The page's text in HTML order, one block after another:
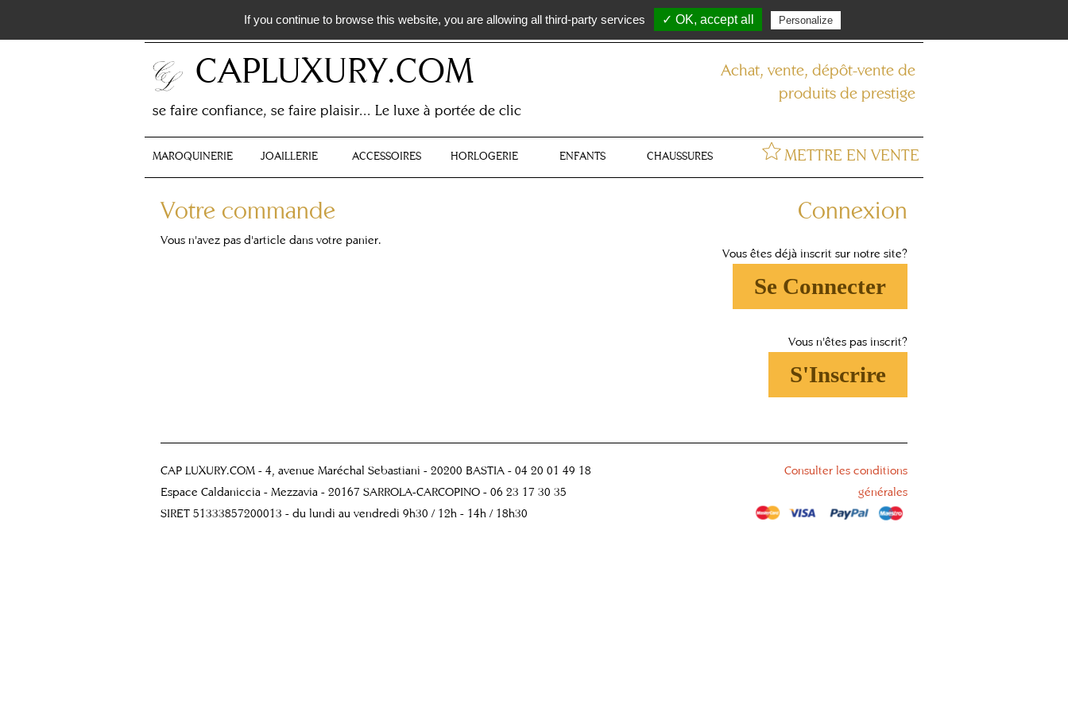
nous contacter : 04 20 01 49 18
CAPLUXURY.COM
se faire confiance, se faire plaisir... Le luxe à portée de clic
Achat, vente, dépôt-vente de
produits de prestige
MAROQUINERIE JOAILLERIE ACCESSOIRES HORLOGERIE ENFANTS CHAUSSURES METTRE EN VENTE
Votre commande
Vous n'avez pas d'article dans votre panier.
Connexion
Vous êtes déjà inscrit sur notre site?
Se Connecter
Vous n'êtes pas inscrit?
S'Inscrire
CAP LUXURY.COM - 4, avenue Maréchal Sebastiani - 20200 BASTIA - 04 20 01 49 18
Espace Caldaniccia - Mezzavia - 20167 SARROLA-CARCOPINO - 06 23 17 30 35
SIRET 51333857200013 - du lundi au vendredi 9h30 / 12h - 14h / 18h30
Consulter les conditions
générales
If you continue to browse this website, you are allowing all third-party services ✓ OK, accept all Personalize